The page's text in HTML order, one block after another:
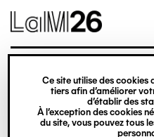
Gestion des cookies
Ce site utilise des cookies
tiers afin d’améliorer
d’établir des
À l’exception des cookies
du site, vous pouvez tous
Aller
au
contenu
principal
atelier
Stages